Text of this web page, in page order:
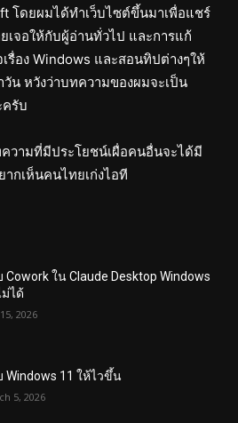
โดยผมได้ทำเว็บไซต์ขึ้นมาเพื่อแชร์
เจอให้กับผู้อ่านทั่วไป และการแก้
รื่อง Windows และสอนทิปต่างๆให้
น หวังว่าบทความของผมจะเป็น
รับ
วามที่มีประโยชน์เผื่อคนอื่นจะได้มี
กเห็นคนไทยเก่งไอที
Cowork ใน Claude Desktop Windows
ได้
2026
Windows 11 ให้ไวขึ้น
5, 2026